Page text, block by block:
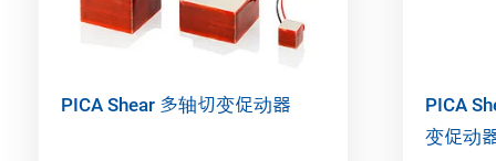
PICA Shear 多轴切变促动器
PICA
变促动